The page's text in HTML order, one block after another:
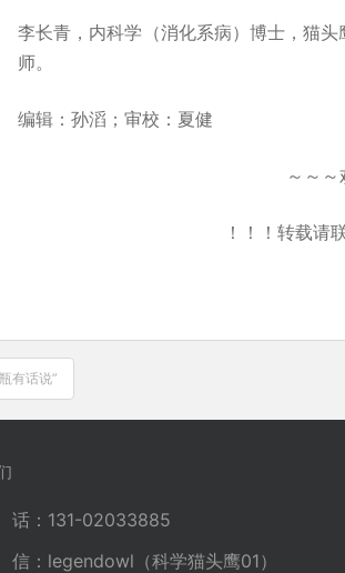
李长青，内科学（消化系病）博士，猫
师。
编辑：孙滔；审校：夏健
～～
！！！转载请
有话说”
131-02033885
legendowl（科学猫头鹰01）